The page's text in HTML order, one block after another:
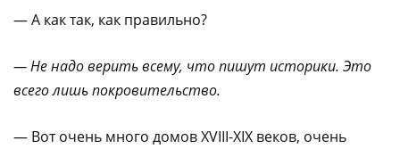
— А как так, как правильно?
— Не надо верить всему, что пишут историки. Это
всего лишь покровительство.
— Вот очень много домов XVIII-XIX веков, очень